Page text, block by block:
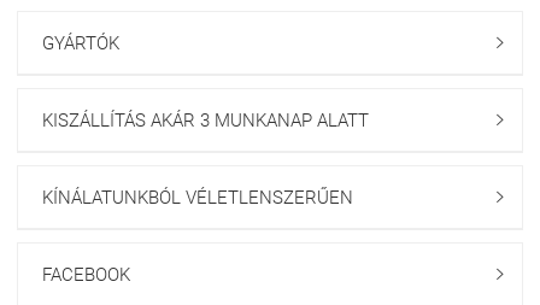
GYÁRTÓK 
KISZÁLLÍTÁS AKÁR 3 MUNKANAP ALATT 
KÍNÁLATUNKBÓL VÉLETLENSZERŰEN 
FACEBOOK 